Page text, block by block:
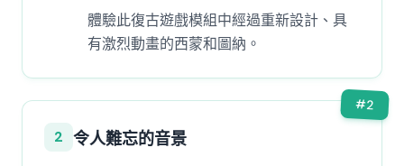
體驗此復古遊戲模組中經過重新設計、具
有激烈動畫的西蒙和圖納。
#2
2 令人難忘的音景